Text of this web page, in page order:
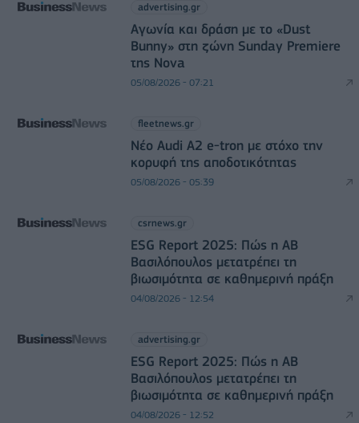
advertising.gr
Αγωνία και δράση με το «Dust
Bunny» στη ζώνη Sunday Premiere
της Nova
05/08/2026 - 07:21
fleetnews.gr
Νέο Audi A2 e-tron με στόχο την
κορυφή της αποδοτικότητας
05/08/2026 - 05:39
csrnews.gr
ESG Report 2025: Πώς η ΑΒ
Βασιλόπουλος μετατρέπει τη
βιωσιμότητα σε καθημερινή πράξη
04/08/2026 - 12:54
advertising.gr
ESG Report 2025: Πώς η ΑΒ
Βασιλόπουλος μετατρέπει τη
βιωσιμότητα σε καθημερινή πράξη
04/08/2026 - 12:52